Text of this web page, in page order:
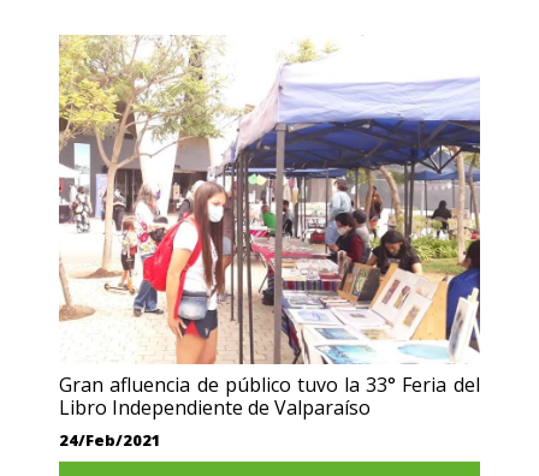
Gran afluencia de público tuvo la 33° Feria del
Libro Independiente de Valparaíso
24/Feb/2021